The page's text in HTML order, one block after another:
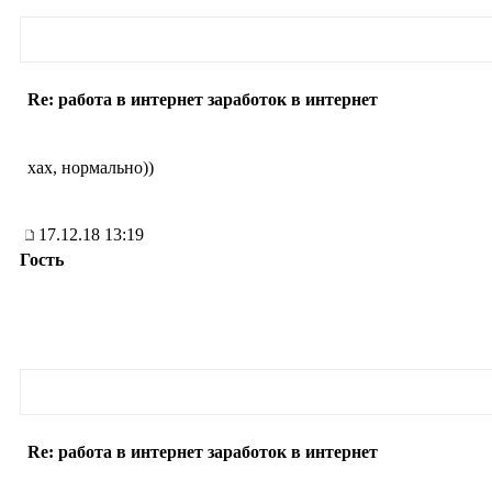
Re: работа в интернет заработок в интернет
хах, нормально))
17.12.18 13:19
Гость
Re: работа в интернет заработок в интернет